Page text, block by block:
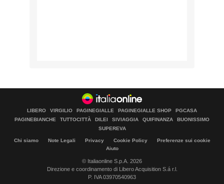
LIBERO VIRGILIO PAGINEGIALLE PAGINEGIALLE SHOP
PGCASA
PAGINEBIANCHE
TUTTOCITTÀ DILEI SIVIAGGIA QUIFINANZA
BUONISSIMO
SUPEREVA
Chi siamo Note Legali Privacy Cookie Policy
Preferenze sui cookie
Aiuto
© Italiaonline S.p.A. 2026
Direzione e coordinamento di Libero Acquisition S.á r.l.
P. IVA 03970540963